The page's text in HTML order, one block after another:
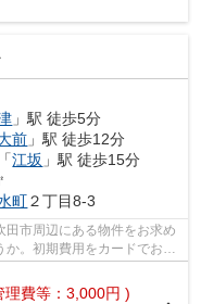
」駅 徒歩5分
前 」駅 徒歩12分
「江坂 」駅 徒歩15分
町２丁目8-3
田市周辺にある物件をお求め
。初期費用をカードでお支
理費等：3,000円 )